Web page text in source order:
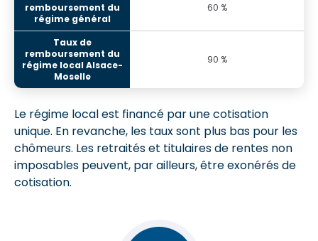
60 %
90 %
Le régime local est financé par une cotisation
unique. En revanche, les taux sont plus bas pour les
chômeurs. Les retraités et titulaires de rentes non
imposables peuvent, par ailleurs, être exonérés de
cotisation.